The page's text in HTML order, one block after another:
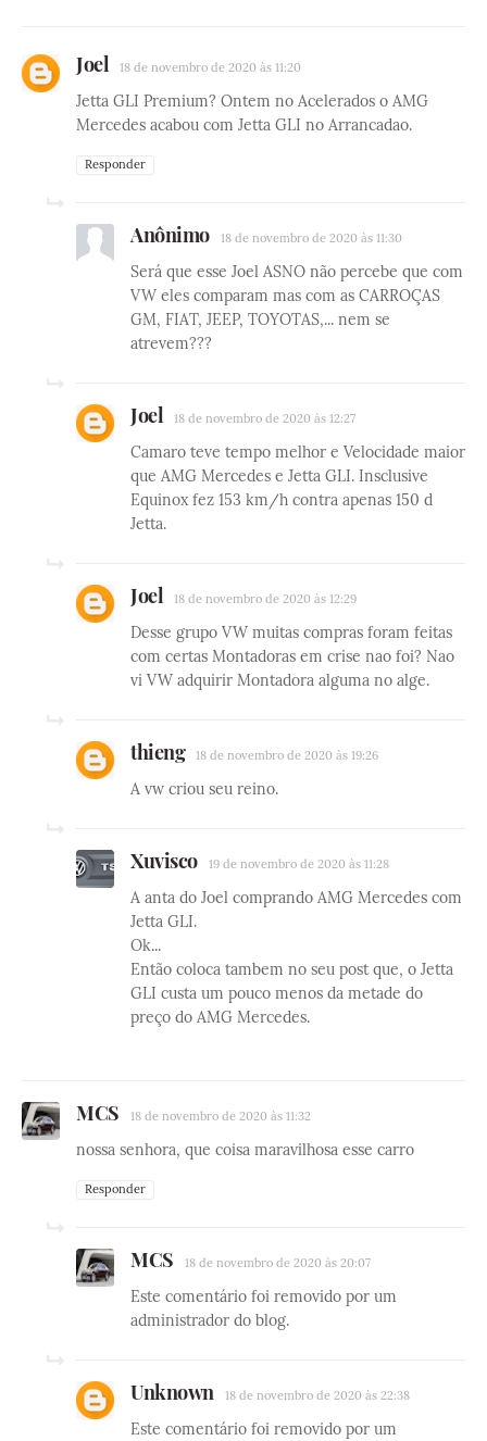
Joel 18 de novembro de 2020 às 11:20
Jetta GLI Premium? Ontem no Acelerados o AMG
Mercedes acabou com Jetta GLI no Arrancadao.
Responder
Anônimo 18 de novembro de 2020 às 11:30
Será que esse Joel ASNO não percebe que com
VW eles comparam mas com as CARROÇAS
GM, FIAT, JEEP, TOYOTAS,... nem se
atrevem???
Joel 18 de novembro de 2020 às 12:27
Camaro teve tempo melhor e Velocidade maior
que AMG Mercedes e Jetta GLI. Insclusive
Equinox fez 153 km/h contra apenas 150 d
Jetta.
Joel 18 de novembro de 2020 às 12:29
Desse grupo VW muitas compras foram feitas
com certas Montadoras em crise nao foi? Nao
vi VW adquirir Montadora alguma no alge.
thieng 18 de novembro de 2020 às 19:26
A vw criou seu reino.
Xuvisco 19 de novembro de 2020 às 11:28
A anta do Joel comprando AMG Mercedes com
Jetta GLI.
Ok...
Então coloca tambem no seu post que, o Jetta
GLI custa um pouco menos da metade do
preço do AMG Mercedes.
MCS 18 de novembro de 2020 às 11:32
nossa senhora, que coisa maravilhosa esse carro
Responder
MCS 18 de novembro de 2020 às 20:07
Este comentário foi removido por um
administrador do blog.
Unknown 18 de novembro de 2020 às 22:38
Este comentário foi removido por um